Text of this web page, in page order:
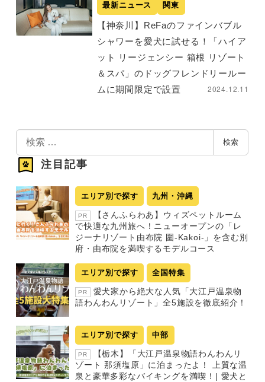
最新ニュース 関東
【神奈川】ReFaのファインバブル
シャワーを愛犬に試せる！「ハイア
ット リージェンシー 箱根 リゾート
＆スパ」のドッグフレンドリールー
ムに期間限定で設置
2024.12.11
検
索
検索
注目記事
エリア別で探す 九州・沖縄
PR
【さんふらわあ】ウィズペットルーム
で快適な九州旅へ！ニューオープンの「レ
ジーナリゾート由布院 圍-Kakoi-」を含む別
府・由布院を満喫するモデルコース
エリア別で探す 全国特集
PR
愛犬家から絶大な人気「大江戸温泉物
語わんわんリゾート」全5施設を徹底紹介！
エリア別で探す 中部
PR
【栃木】「大江戸温泉物語わんわんリ
ゾート 那須塩原」に泊まったよ！ 上質な温
泉と豪華多彩なバイキングを満喫！| 愛犬と